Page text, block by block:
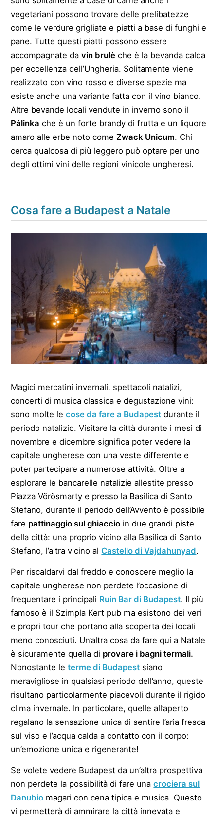
vegetariani possono trovare delle prelibatezze
come le verdure grigliate e piatti a base di funghi e
pane. Tutte questi piatti possono essere
accompagnate davin brulè che è la bevanda calda
per eccellenza dell’Ungheria. Solitamente viene
realizzato con vino rosso e diverse spezie ma
esiste anche una variante fatta con il vino bianco.
Altre bevande locali vendute in inverno sono il
Pálinka che è un forte brandy di frutta e un liquore
amaro alle erbe noto come Zwack Unicum. Chi
cerca qualcosa di più leggero può optare per uno
degli ottimi vini delle regioni vinicole ungheresi.
Cosa fare a Budapest a Natale
Magici mercatini invernali, spettacoli natalizi,
concerti di musica classica e degustazione vini:
sono molte lecose da fare a Budapest durante il
periodo natalizio. Visitare la città durante i mesi di
novembre e dicembre significa poter vedere la
capitale ungherese con una veste differente e
poter partecipare a numerose attività. Oltre a
esplorare le bancarelle natalizie allestite presso
Piazza Vörösmarty e presso la Basilica di Santo
Stefano, durante il periodo dell’Avvento è possibile
fare pattinaggio sul ghiaccio in due grandi piste
della città: una proprio vicino alla Basilica di Santo
Stefano, l’altra vicino al Castello di Vajdahunyad.
Per riscaldarvi dal freddo e conoscere meglio la
capitale ungherese non perdete l’occasione di
frequentare i principali Ruin Bar di Budapest. Il più
famoso è il Szimpla Kert pub ma esistono dei veri
e propri tour che portano alla scoperta dei locali
meno conosciuti. Un’altra cosa da fare qui a Natale
è sicuramente quella di provare i bagni termali.
Nonostante leterme di Budapest siano
meravigliose in qualsiasi periodo dell’anno, queste
risultano particolarmente piacevoli durante il rigido
clima invernale. In particolare, quelle all’aperto
regalano la sensazione unica di sentire l’aria fresca
sul viso e l’acqua calda a contatto con il corpo:
un’emozione unica e rigenerante!
Se volete vedere Budapest da un’altra prospettiva
non perdete la possibilità di fare unacrociera sul
Danubio magari con cena tipica e musica. Questo
vi permetterà di ammirare la città innevata e